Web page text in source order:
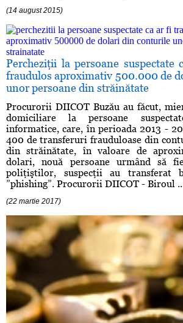
(14 august 2015)
Percheziţii la persoane
fraudulos aproximativ 500.000 de
unor persoane din străinătate
Procurorii DIICOT Buzău au făcut,
domiciliare la persoane
informatice, care, în perioada 2013 -
400 de transferuri frauduloase din
din străinătate, în valoare de
dolari, nouă persoane urmând să
poliţiştilor, suspecţii au transferat
”phishing”. Procurorii DIICOT - Biroul
(22 martie 2017)